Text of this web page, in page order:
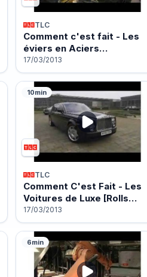
TLC
Comment c'est fait - Les
éviers en Aciers…
17/03/2013
10min
TLC
Comment C'est Fait - Les
Voitures de Luxe [Rolls…
17/03/2013
6min